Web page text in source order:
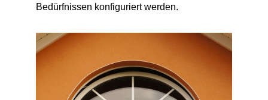
Brandschutzfenster
Bogenfenster
Nach aussen öffnende Balkontüren
HEBESCHIEBETÜREN NACH MATERIAL
Hebeschiebetüren Aluminium
Brand- / Rauchschutztüren
Haustüren mit Seitenteil
Vorbauraffstoren
Sektionaltor Farben und Dekore
Fensterbankanschlussprofile
Bedürfnissen konfiguriert werden.